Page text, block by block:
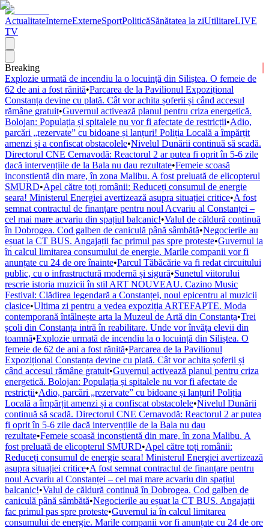
ActualitateInterneExterneSportPoliticăSănătatea la ziUtilitareLIVE
TV
Breaking
Explozie urmată de incendiu la o locuință din Siliștea. O femeie de
62 de ani a fost rănită•Parcarea de la Pavilionul Expozițional
Constanța devine cu plată. Cât vor achita șoferii și când accesul
rămâne gratuit•Guvernul activează planul pentru criza energetică.
Bolojan: Populația și spitalele nu vor fi afectate de restricții•Adio,
parcări „rezervate” cu bidoane și lanțuri! Poliția Locală a împărțit
amenzi și a confiscat obstacolele•Nivelul Dunării continuă să scadă.
Directorul CNE Cernavodă: Reactorul 2 ar putea fi oprit în 5-6 zile
dacă intervențiile de la Bala nu dau rezultate•Femeie scoasă
inconștientă din mare, în zona Malibu. A fost preluată de elicopterul
SMURD•Apel către toți românii: Reduceți consumul de energie
seara! Ministerul Energiei avertizează asupra situației critice•A fost
semnat contractul de finanțare pentru noul Acvariu al Constanței –
cel mai mare acvariu din spațiul balcanic!•Valul de căldură continuă
în Dobrogea. Cod galben de caniculă până sâmbătă•Negocierile au
eșuat la CT BUS. Angajații fac primul pas spre proteste•Guvernul ia
în calcul limitarea consumului de energie. Marile companii vor fi
anunțate cu 24 de ore înainte•Parcul Tăbăcărie va fi redat circuitului
public, cu o infrastructură modernă și sigură•Sunetul viitorului
rescrie istoria muzicii în stil ART NOUVEAU. Cazino Music
Festival: Clădirea legendară a Constanței, noul epicentru al muzicii
clasice•Ultima zi pentru a vedea expoziția ARTEFAPTE. Moda
contemporană întâlnește arta la Muzeul de Artă din Constanța•Trei
școli din Constanța intră în reabilitare. Unde vor învăța elevii din
toamnă•Explozie urmată de incendiu la o locuință din Siliștea. O
femeie de 62 de ani a fost rănită•Parcarea de la Pavilionul
Expozițional Constanța devine cu plată. Cât vor achita șoferii și
când accesul rămâne gratuit•Guvernul activează planul pentru criza
energetică. Bolojan: Populația și spitalele nu vor fi afectate de
restricții•Adio, parcări „rezervate” cu bidoane și lanțuri! Poliția
Locală a împărțit amenzi și a confiscat obstacolele•Nivelul Dunării
continuă să scadă. Directorul CNE Cernavodă: Reactorul 2 ar putea
fi oprit în 5-6 zile dacă intervențiile de la Bala nu dau
rezultate•Femeie scoasă inconștientă din mare, în zona Malibu. A
fost preluată de elicopterul SMURD•Apel către toți românii:
Reduceți consumul de energie seara! Ministerul Energiei avertizează
asupra situației critice•A fost semnat contractul de finanțare pentru
noul Acvariu al Constanței – cel mai mare acvariu din spațiul
balcanic!•Valul de căldură continuă în Dobrogea. Cod galben de
caniculă până sâmbătă•Negocierile au eșuat la CT BUS. Angajații
fac primul pas spre proteste•Guvernul ia în calcul limitarea
consumului de energie. Marile companii vor fi anunțate cu 24 de ore